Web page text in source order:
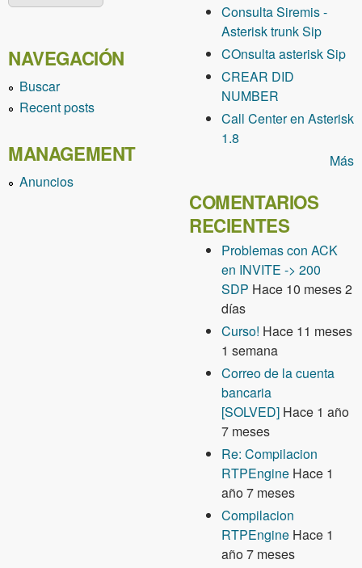
NAVEGACIÓN
Buscar
Recent posts
MANAGEMENT
Anuncios
Consulta Siremis -
Asterisk trunk Sip
COnsulta asterisk Sip
CREAR DID
NUMBER
Call Center en Asterisk
1.8
Más
COMENTARIOS
RECIENTES
Problemas con ACK
en INVITE -> 200
SDP Hace 10 meses 2
días
Curso! Hace 11 meses
1 semana
Correo de la cuenta
bancaria
[SOLVED] Hace 1 año
7 meses
Re: Compilacion
RTPEngine Hace 1
año 7 meses
Compilacion
RTPEngine Hace 1
año 7 meses